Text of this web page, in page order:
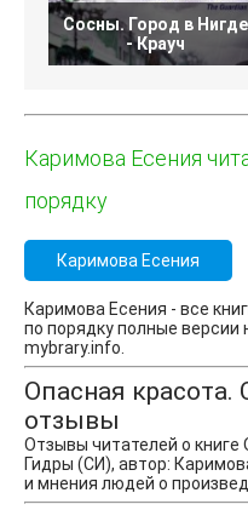
Сосны. Город в Нигде
- Крауч
Каримова Есения
порядку
Каримова Есения
Каримова Есения - все
по порядку полные версии
mybrary.info.
Опасная
отзывы
Отзывы читателей о книге
Гидры (СИ), автор:
и мнения людей о